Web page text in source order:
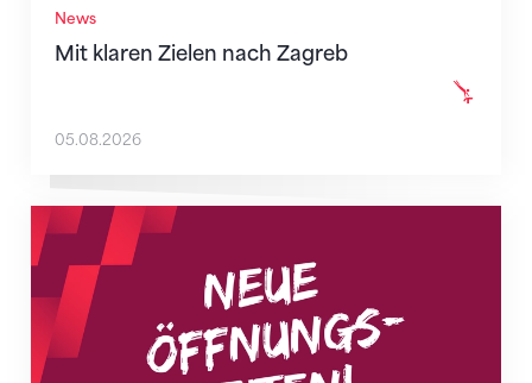
News
Mit klaren Zielen nach Zagreb
05.08.2026
Neue Empfangszeiten ab 1. August 2026